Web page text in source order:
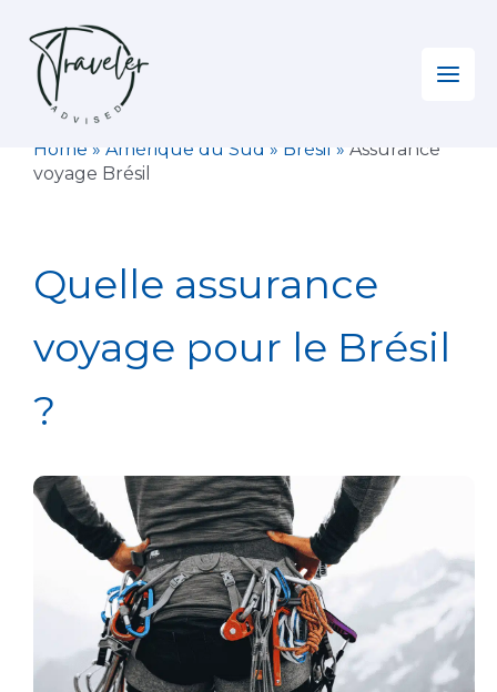
contenu
Home » Amérique du Sud » Brésil » Assurance
voyage Brésil
Quelle assurance
voyage pour le Brésil
?